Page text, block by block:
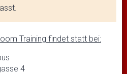
Training findet statt bei:
4